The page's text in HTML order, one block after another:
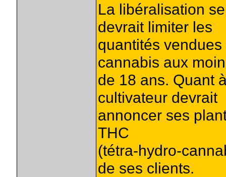
La libéralisation
devrait limiter les
quantités
cannabis aux
de 18 ans. Quant
cultivateur devrait
annoncer ses
THC
(tétra-hydro-
de ses clients.